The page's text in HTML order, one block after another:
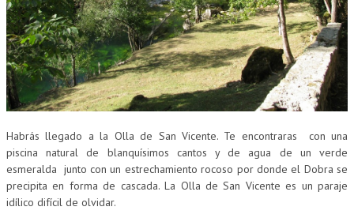
Habrás llegado a la Olla de San Vicente. Te encontraras con una
piscina natural de blanquísimos cantos y de agua de un verde
esmeralda junto con un estrechamiento rocoso por donde el Dobra se
precipita en forma de cascada. La Olla de San Vicente es un paraje
idílico difícil de olvidar.